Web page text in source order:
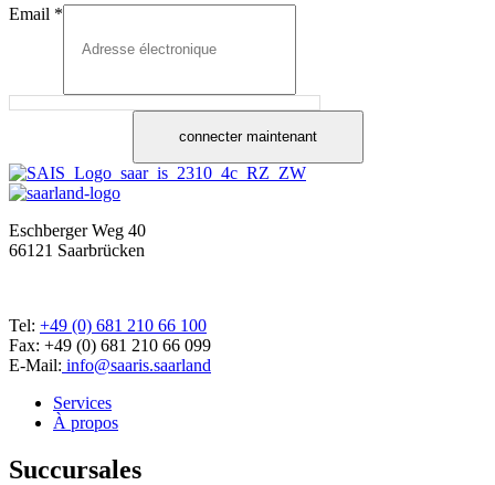
Email *
connecter maintenant
Eschberger Weg 40
66121 Saarbrücken
Tel: +49 (0) 681 210 66 100
Fax: +49 (0) 681 210 66 099
E-Mail: info@saaris.saarland
Services
À propos
Succursales